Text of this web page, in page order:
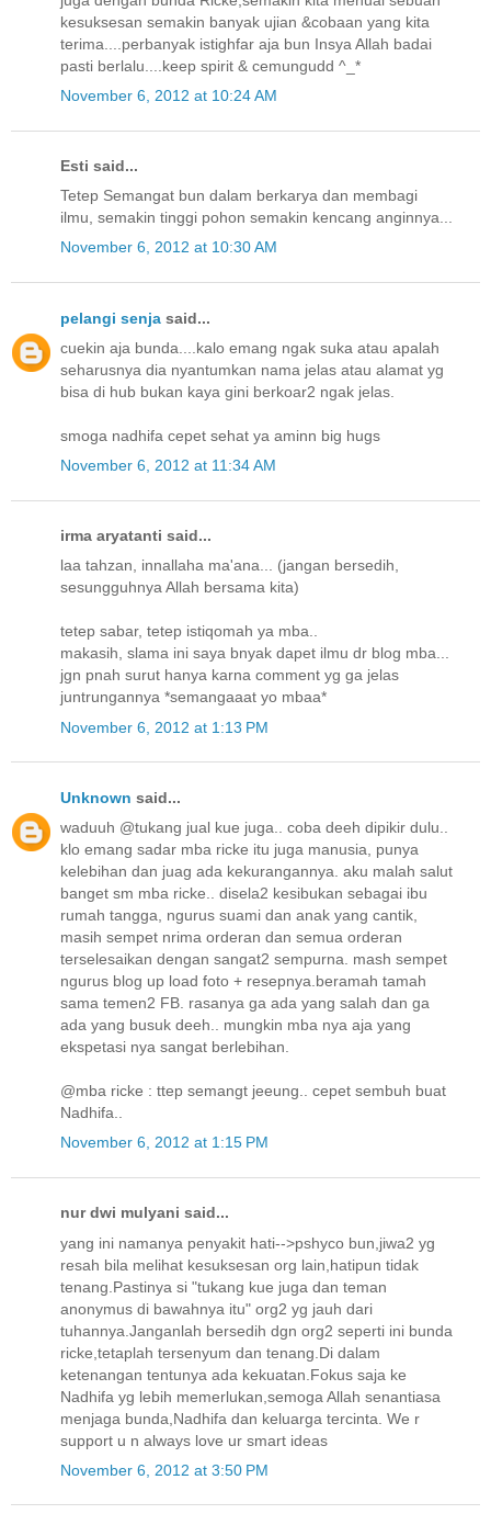
kesuksesan semakin banyak ujian &cobaan yang kita
terima....perbanyak istighfar aja bun Insya Allah badai
pasti berlalu....keep spirit & cemungudd ^_*
November 6, 2012 at 10:24 AM
Esti said...
Tetep Semangat bun dalam berkarya dan membagi
ilmu, semakin tinggi pohon semakin kencang anginnya...
November 6, 2012 at 10:30 AM
pelangi senja said...
cuekin aja bunda....kalo emang ngak suka atau apalah
seharusnya dia nyantumkan nama jelas atau alamat yg
bisa di hub bukan kaya gini berkoar2 ngak jelas.
smoga nadhifa cepet sehat ya aminn big hugs
November 6, 2012 at 11:34 AM
irma aryatanti said...
laa tahzan, innallaha ma'ana... (jangan bersedih,
sesungguhnya Allah bersama kita)
tetep sabar, tetep istiqomah ya mba..
makasih, slama ini saya bnyak dapet ilmu dr blog mba...
jgn pnah surut hanya karna comment yg ga jelas
juntrungannya *semangaaat yo mbaa*
November 6, 2012 at 1:13 PM
Unknown said...
waduuh @tukang jual kue juga.. coba deeh dipikir dulu..
klo emang sadar mba ricke itu juga manusia, punya
kelebihan dan juag ada kekurangannya. aku malah salut
banget sm mba ricke.. disela2 kesibukan sebagai ibu
rumah tangga, ngurus suami dan anak yang cantik,
masih sempet nrima orderan dan semua orderan
terselesaikan dengan sangat2 sempurna. mash sempet
ngurus blog up load foto + resepnya.beramah tamah
sama temen2 FB. rasanya ga ada yang salah dan ga
ada yang busuk deeh.. mungkin mba nya aja yang
ekspetasi nya sangat berlebihan.
@mba ricke : ttep semangt jeeung.. cepet sembuh buat
Nadhifa..
November 6, 2012 at 1:15 PM
nur dwi mulyani said...
yang ini namanya penyakit hati-->pshyco bun,jiwa2 yg
resah bila melihat kesuksesan org lain,hatipun tidak
tenang.Pastinya si "tukang kue juga dan teman
anonymus di bawahnya itu" org2 yg jauh dari
tuhannya.Janganlah bersedih dgn org2 seperti ini bunda
ricke,tetaplah tersenyum dan tenang.Di dalam
ketenangan tentunya ada kekuatan.Fokus saja ke
Nadhifa yg lebih memerlukan,semoga Allah senantiasa
menjaga bunda,Nadhifa dan keluarga tercinta. We r
support u n always love ur smart ideas
November 6, 2012 at 3:50 PM